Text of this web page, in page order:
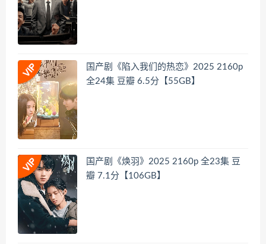
国产剧《陷入我们的热恋》2025 2160p
全24集 豆瓣 6.5分【55GB】
国产剧《焕羽》2025 2160p 全23集 豆
瓣 7.1分【106GB】